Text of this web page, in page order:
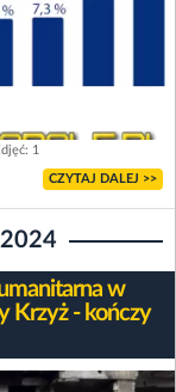
1
CZYTAJ DALEJ >>
w
Krzyż - kończy